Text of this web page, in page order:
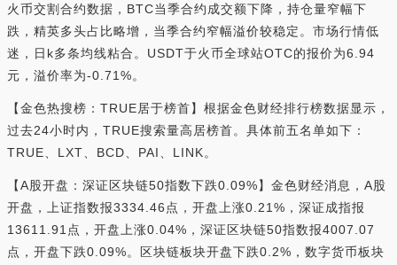
火币交割合约数据，BTC当季合约成交额下降，持仓量窄幅下
跌，精英多头占比略增，当季合约窄幅溢价较稳定。市场行情低
迷，日k多条均线粘合。USDT于火币全球站OTC的报价为6.94
元，溢价率为-0.71%。
【金色热搜榜：TRUE居于榜首】根据金色财经排行榜数据显示，
过去24小时内，TRUE搜索量高居榜首。具体前五名单如下：
TRUE、LXT、BCD、PAI、LINK。
【A股开盘：深证区块链50指数下跌0.09%】金色财经消息，A股
开盘，上证指数报3334.46点，开盘上涨0.21%，深证成指报
13611.91点，开盘上涨0.04%，深证区块链50指数报4007.07
点，开盘下跌0.09%。区块链板块开盘下跌0.2%，数字货币板块